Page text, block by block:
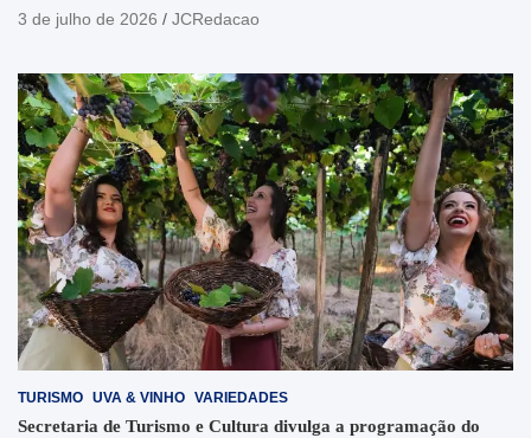
3 de julho de 2026
JCRedacao
TURISMO UVA & VINHO VARIEDADES
Secretaria de Turismo e Cultura divulga a programação do